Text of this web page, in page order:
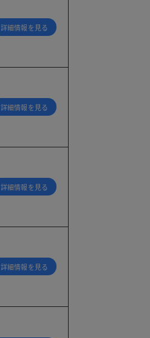
詳細情報を見る
詳細情報を見る
詳細情報を見る
詳細情報を見る